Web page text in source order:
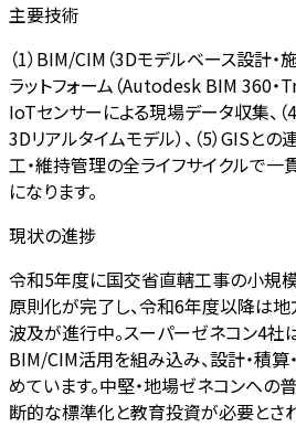
主要技術
（1）BIM/CIM（3Dモデルベース設計・
ラットフォーム（Autodesk BIM 360・
IoTセンサーによる現場データ収集、（
3Dリアルタイムモデル）、（5）GISと
工・維持管理の全ライフサイクルで
になります。
現状の進捗
令和5年度に国交省直轄工事の小規
原則化が完了し、令和6年度以降は
波及が進行中。スーパーゼネコン4社
BIM/CIM活用を組み込み、設計・積
めています。中堅・地場ゼネコンへの
断的な標準化と教育投資が必要とさ